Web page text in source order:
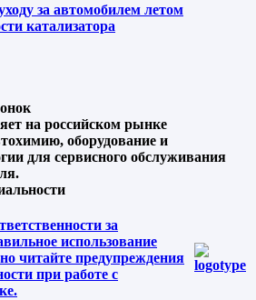
за автомобилем летом
катализатора
на российском рынке
оборудование и
для сервисного обслуживания
за
использование
читайте предупреждения
при работе с